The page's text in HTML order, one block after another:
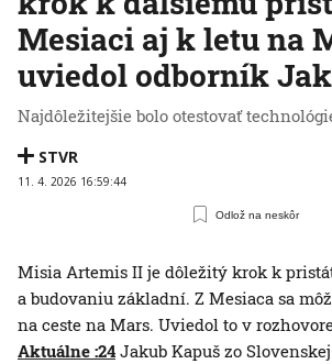
Mesiaci aj k letu na
uviedol odborník
Najdôležitejšie bolo otestovať
STVR
11. 4. 2026 16:59:44
Odlož na neskôr
Misia Artemis II je dôležitý krok k
a budovaniu základní. Z Mesiaca sa
na ceste na Mars. Uviedol to v
Aktuálne :24 Jakub Kapuš zo